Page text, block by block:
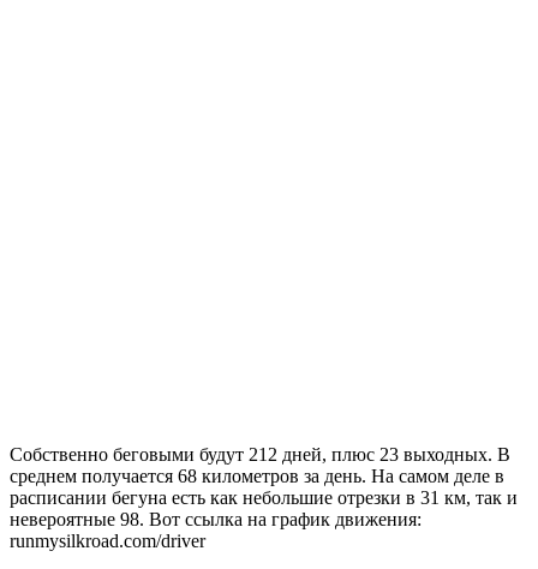
Собственно беговыми будут 212 дней, плюс 23 выходных. В
среднем получается 68 километров за день. На самом деле в
расписании бегуна есть как небольшие отрезки в 31 км, так и
невероятные 98. Вот ссылка на график движения:
runmysilkroad.com/driver